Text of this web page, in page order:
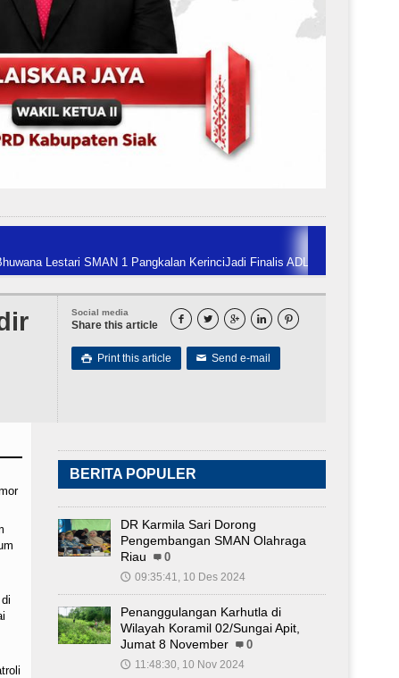
1 Pangkalan Kerinci Jadi Finalis ADLG Awards, Sekdaprov Riau
Social media
Share this article     
 Print this article ✉ Send e-mail
BERITA POPULER
DR Karmila Sari Dorong
Pengembangan SMAN Olahraga
Riau
0
🕔 09:35:41, 10 Des 2024
Penanggulangan Karhutla di
Wilayah Koramil 02/Sungai Apit,
Jumat 8 November
0
🕔 11:48:30, 10 Nov 2024